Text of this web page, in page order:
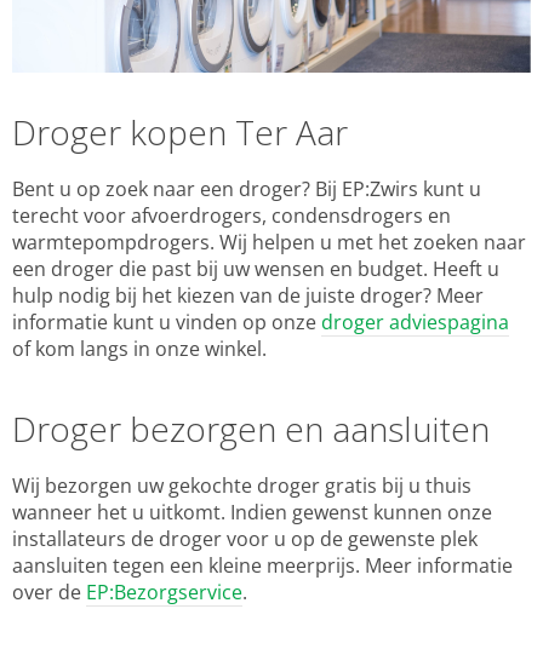
Droger kopen Ter Aar
Bent u op zoek naar een droger? Bij EP:Zwirs kunt u
terecht voor afvoerdrogers, condensdrogers en
warmtepompdrogers. Wij helpen u met het zoeken naar
een droger die past bij uw wensen en budget. Heeft u
hulp nodig bij het kiezen van de juiste droger? Meer
informatie kunt u vinden op onzedroger adviespagina
of kom langs in onze winkel.
Droger bezorgen en aansluiten
Wij bezorgen uw gekochte droger gratis bij u thuis
wanneer het u uitkomt. Indien gewenst kunnen onze
installateurs de droger voor u op de gewenste plek
aansluiten tegen een kleine meerprijs. Meer informatie
over de EP:Bezorgservice.